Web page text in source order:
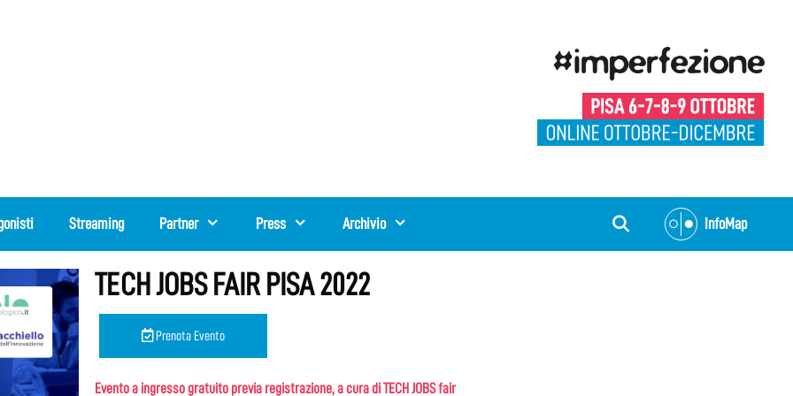
Streaming Partner Press Archivio InfoMap
TECH JOBS FAIR PISA 2022
Prenota Evento
Evento a ingresso gratuito previa registrazione, a cura di TECH JOBS fair